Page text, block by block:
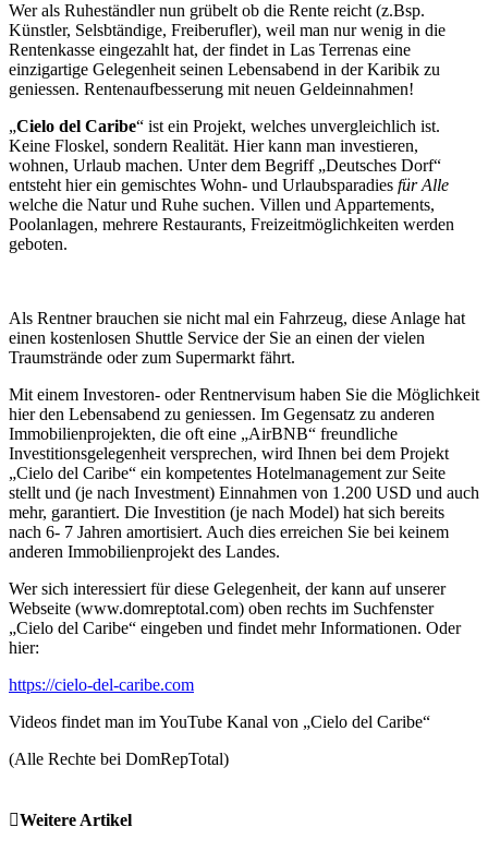
Wer als Ruheständler nun grübelt ob die Rente reicht (z.Bsp.
Künstler, Selsbtändige, Freiberufler), weil man nur wenig in die
Rentenkasse eingezahlt hat, der findet in Las Terrenas eine
einzigartige Gelegenheit seinen Lebensabend in der Karibik zu
geniessen. Rentenaufbesserung mit neuen Geldeinnahmen!
„Cielo del Caribe“ ist ein Projekt, welches unvergleichlich ist.
Keine Floskel, sondern Realität. Hier kann man investieren,
wohnen, Urlaub machen. Unter dem Begriff „Deutsches Dorf“
entsteht hier ein gemischtes Wohn- und Urlaubsparadies für Alle
welche die Natur und Ruhe suchen. Villen und Appartements,
Poolanlagen, mehrere Restaurants, Freizeitmöglichkeiten werden
geboten.
Als Rentner brauchen sie nicht mal ein Fahrzeug, diese Anlage hat
einen kostenlosen Shuttle Service der Sie an einen der vielen
Traumstrände oder zum Supermarkt fährt.
Mit einem Investoren- oder Rentnervisum haben Sie die Möglichkeit
hier den Lebensabend zu geniessen. Im Gegensatz zu anderen
Immobilienprojekten, die oft eine „AirBNB“ freundliche
Investitionsgelegenheit versprechen, wird Ihnen bei dem Projekt
„Cielo del Caribe“ ein kompetentes Hotelmanagement zur Seite
stellt und (je nach Investment) Einnahmen von 1.200 USD und auch
mehr, garantiert. Die Investition (je nach Model) hat sich bereits
nach 6- 7 Jahren amortisiert. Auch dies erreichen Sie bei keinem
anderen Immobilienprojekt des Landes.
Wer sich interessiert für diese Gelegenheit, der kann auf unserer
Webseite (www.domreptotal.com) oben rechts im Suchfenster
„Cielo del Caribe“ eingeben und findet mehr Informationen. Oder
hier:
https://cielo-del-caribe.com
Videos findet man im YouTube Kanal von „Cielo del Caribe“
(Alle Rechte bei DomRepTotal)
Weitere Artikel